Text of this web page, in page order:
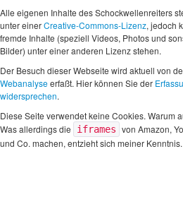
Alle eigenen Inhalte des Schockwellenreiters
unter einerCreative-Commons-Lizenz, jedoch
fremde Inhalte (speziell Videos, Photos und
Bilder) unter einer anderen Lizenz stehen.
Der Besuch dieser Webseite wird aktuell von
Webanalyseerfaßt. Hier können Sie der
widersprechen.
Diese Seite verwendet keine Cookies. Warum
Was allerdings die
iframes von Amazon,
und Co. machen, entzieht sich meiner Kenntnis.